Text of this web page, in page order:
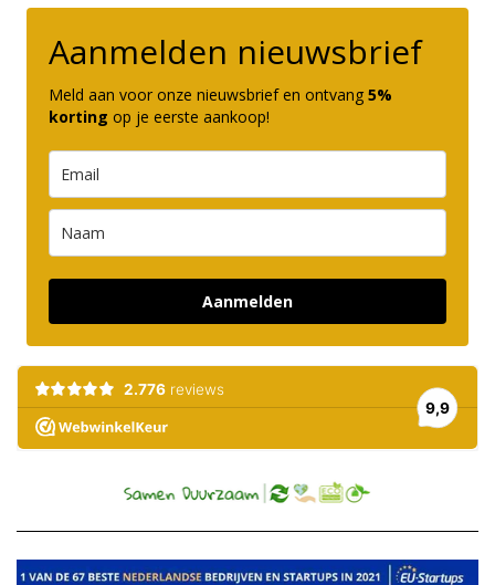
Aanmelden nieuwsbrief
Meld aan voor onze nieuwsbrief en ontvang 5%
korting op je eerste aankoop!
Aanmelden